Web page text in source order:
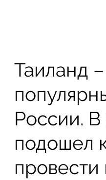
Таиланд
России.
подошел